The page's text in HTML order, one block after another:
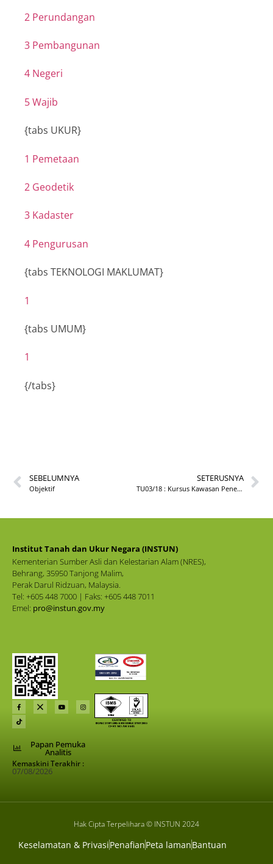
2 Perundangan
3 Pembangunan
4 Negeri
5 Wajib
{tabs UKUR}
1 Pemetaan
2 Geodetik
3 Kadaster
4 Pengurusan
{tabs TEKNOLOGI MAKLUMAT}
1
{tabs UMUM}
1
{/tabs}
SEBELUMNYA
Objektif
SETERUSNYA
TU03/18 : Kursus Kawasan Penempatan Berkelompok Di Bawah Akta Tanah (Kawasan Penempatan Berkelompok) 1960 Bilangan 1
Institut Tanah dan Ukur Negara (INSTUN)
Kementerian Sumber Asli dan Kelestarian Alam (NRES),
Behrang, 35950 Tanjong Malim,
Perak Darul Ridzuan, Malaysia.
Tel: +605 448 7000 | Faks: +605 448 7011
Emel: pro@instun.gov.my
Papan Pemuka
Analitis
Kemaskini Terakhir :
07/08/2026
Hak Cipta Terpelihara © INSTUN 2024
Keselamatan & PrivasiPenafianPeta lamanBantuan